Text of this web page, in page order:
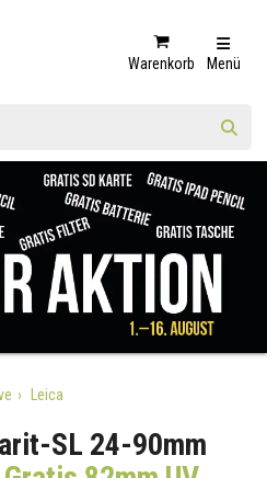
Warenkorb Menü
Leica
SL 24-90mm